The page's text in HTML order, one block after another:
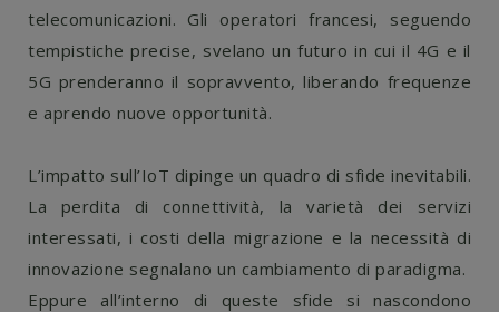
telecomunicazioni. Gli operatori francesi, seguendo
tempistiche precise, svelano un futuro in cui il 4G e il
5G prenderanno il sopravvento, liberando frequenze
e aprendo nuove opportunità.
L’impatto sull’IoT dipinge un quadro di sfide inevitabili.
La perdita di connettività, la varietà dei servizi
interessati, i costi della migrazione e la necessità di
innovazione segnalano un cambiamento di paradigma.
Eppure all’interno di queste sfide si nascondono